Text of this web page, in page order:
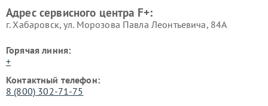
Адрес сервисного центра F+:
г. Хабаровск, ул. Морозова Павла Леонтьевича, 84А
Горячая линия:
+
Контактный телефон:
8 (800) 302-71-75